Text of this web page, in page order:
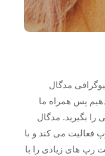
مدگال
پس همراه ما
را بگیرید. مدگال
فعالیت می کند و با
رپ های زیادی را با